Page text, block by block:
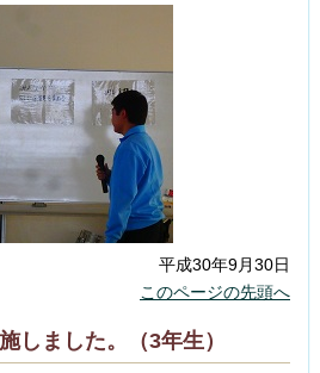
平成30年9月30日
このページの先頭へ
しました。（3年生）